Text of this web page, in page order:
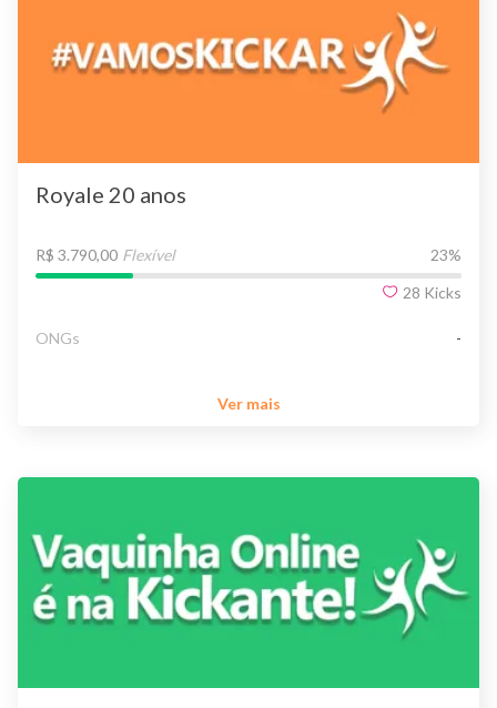
Royale 20 anos
R$ 3.790,00 Flexível 23%
28 Kicks
ONGs -
Ver mais